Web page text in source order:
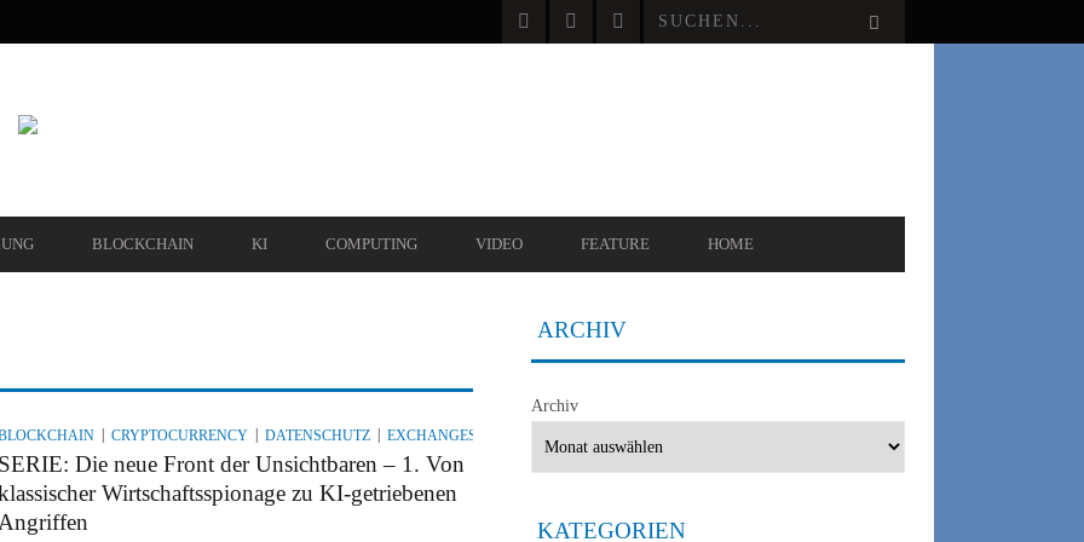
BLOCKCHAIN KI COMPUTING VIDEO FEATURE HOME
Angriffen
– Freiheitsentzug per Klick
CRYPTOCURRENCY DATENSCHUTZ EXCHANGES
SERIE: Die neue Front der Unsichtbaren – 1. Von
Wirtschaftsspionage zu KI-getriebenen
Angriffen
ARCHIV
Archiv
KATEGORIEN